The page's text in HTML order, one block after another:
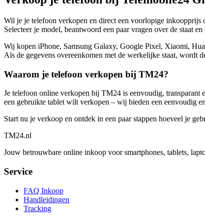
Wil je je telefoon verkopen en direct een voorlopige inkoopprijs
Selecteer je model, beantwoord een paar vragen over de staat
Wij kopen iPhone, Samsung Galaxy, Google Pixel, Xiaomi,
Als de gegevens overeenkomen met de werkelijke staat,
Waarom je telefoon verkopen bij TM24?
Je telefoon online verkopen bij TM24 is eenvoudig, transparant
een gebruikte tablet wilt verkopen – wij bieden een eenvoudig
Start nu je verkoop en ontdek in een paar stappen hoeveel je
TM24.nl
Jouw betrouwbare online inkoop voor smartphones, tablets,
Service
FAQ Inkoop
Handleidingen
Tracking